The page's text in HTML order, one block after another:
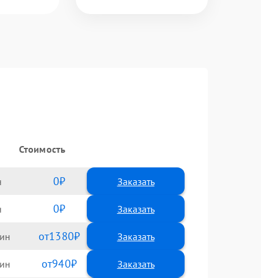
Стоимость
0 Заказать
0 Заказать
1380
940